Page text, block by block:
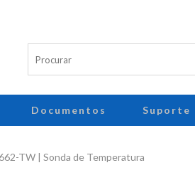
Documentos Suporte
TW | Sonda de Temperatura